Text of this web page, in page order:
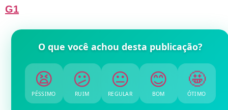
G1
O que você achou desta publicação?
😫
PÉSSIMO
😕
RUIM
😐
REGULAR
😊
BOM
🤩
ÓTIMO